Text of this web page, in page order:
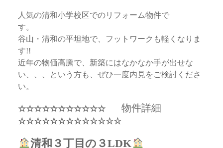
人気の清和小学校区でのリフォーム物件で
谷山・清和の平坦地で、フットワークも軽くなりま
近年の物価高騰で、新築にはなかなか手が出せな
い、、、という方も、ぜひ一度内見をご検討くださ
い。
☆☆☆☆☆☆☆☆☆☆☆物件詳細
☆☆☆☆☆☆☆☆☆☆☆☆☆
清和３丁目の３LDK